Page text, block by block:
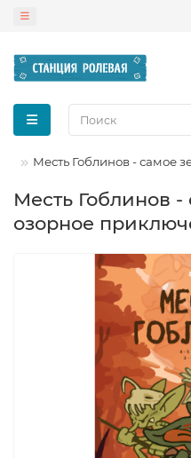
Месть Гоблинов - самое
Месть Гоблинов -
озорное